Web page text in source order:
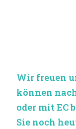
Wir freuen
können
oder mit EC
Sie noch